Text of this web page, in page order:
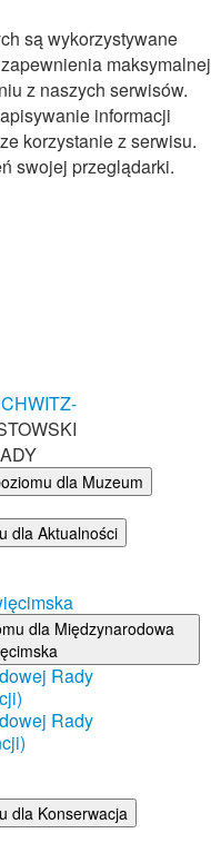
są wykorzystywane
maksymalnej
z naszych serwisów.
informacji
korzystanie z serwisu.
swojej przeglądarki.
dla Muzeum
dla Aktualności
dla Międzynarodowa
Rady
Rady
dla Konserwacja